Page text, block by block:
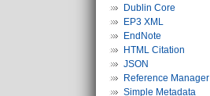
Dublin Core
EP3 XML
EndNote
HTML Citation
JSON
Reference Manager
Simple Metadata